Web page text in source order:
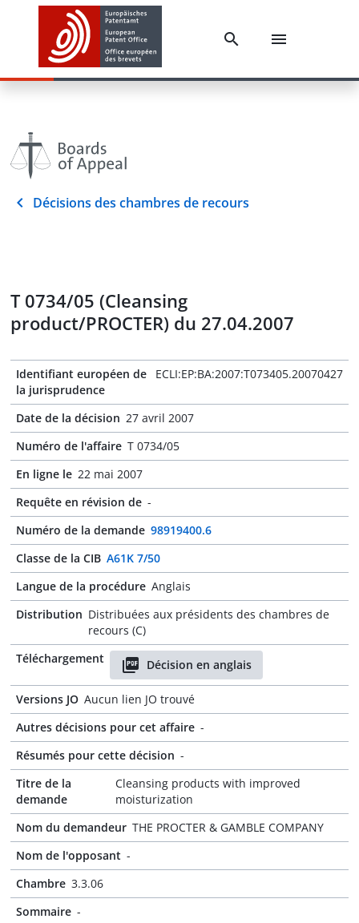
Décisions des chambres de recours
T 0734/05 (Cleansing
product/PROCTER) du 27.04.2007
Identifiant européen de
la jurisprudence
ECLI:EP:BA:2007:T073405.20070427
Date de la décision 27 avril 2007
Numéro de l'affaire T 0734/05
En ligne le 22 mai 2007
Requête en révision de -
Numéro de la demande 98919400.6
Classe de la CIB A61K 7/50
Langue de la procédure Anglais
Distribution Distribuées aux présidents des chambres de
recours (C)
Téléchargement
Décision en anglais
Versions JO Aucun lien JO trouvé
Autres décisions pour cet affaire -
Résumés pour cette décision -
Titre de la
demande
Cleansing products with improved
moisturization
Nom du demandeur THE PROCTER & GAMBLE COMPANY
Nom de l'opposant -
Chambre 3.3.06
Sommaire -